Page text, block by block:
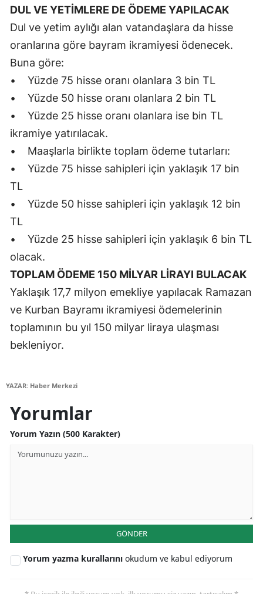
Ardahan
Karabük
Osmaniye
DUL VE YETİMLERE DE ÖDEME YAPILACAK
Dul ve yetim aylığı alan vatandaşlara da hisse
oranlarına göre bayram ikramiyesi ödenecek.
Buna göre:
• Yüzde 75 hisse oranı olanlara 3 bin TL
• Yüzde 50 hisse oranı olanlara 2 bin TL
• Yüzde 25 hisse oranı olanlara ise bin TL
ikramiye yatırılacak.
• Maaşlarla birlikte toplam ödeme tutarları:
• Yüzde 75 hisse sahipleri için yaklaşık 17 bin
TL
• Yüzde 50 hisse sahipleri için yaklaşık 12 bin
TL
• Yüzde 25 hisse sahipleri için yaklaşık 6 bin TL
olacak.
TOPLAM ÖDEME 150 MİLYAR LİRAYI BULACAK
Yaklaşık 17,7 milyon emekliye yapılacak Ramazan
ve Kurban Bayramı ikramiyesi ödemelerinin
toplamının bu yıl 150 milyar liraya ulaşması
bekleniyor.
YAZAR: Haber Merkezi
Yorumlar
Yorum Yazın (500 Karakter)
GÖNDER
Yorum yazma kurallarını okudum ve kabul ediyorum